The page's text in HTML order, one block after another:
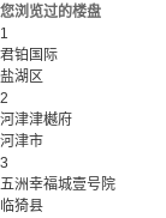
您浏览过的楼盘
1
君铂国际
盐湖区
2
河津津樾府
河津市
3
五洲幸福城壹号院
临猗县